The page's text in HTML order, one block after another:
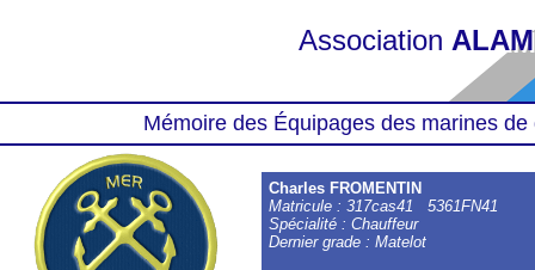
Association
Mémoire des Équipages des marines
Charles FROMENTIN
Matricule : 317cas41 5361FN41
Spécialité : Chauffeur
Dernier grade : Matelot